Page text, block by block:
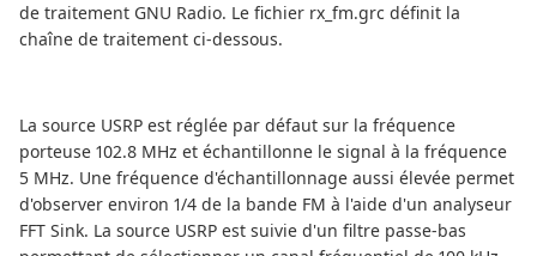
de traitement GNU Radio. Le fichier rx_fm.grc définit la
chaîne de traitement ci-dessous.
La source USRP est réglée par défaut sur la fréquence
porteuse 102.8 MHz et échantillonne le signal à la fréquence
5 MHz. Une fréquence d'échantillonnage aussi élevée permet
d'observer environ 1/4 de la bande FM à l'aide d'un analyseur
FFT Sink. La source USRP est suivie d'un filtre passe-bas